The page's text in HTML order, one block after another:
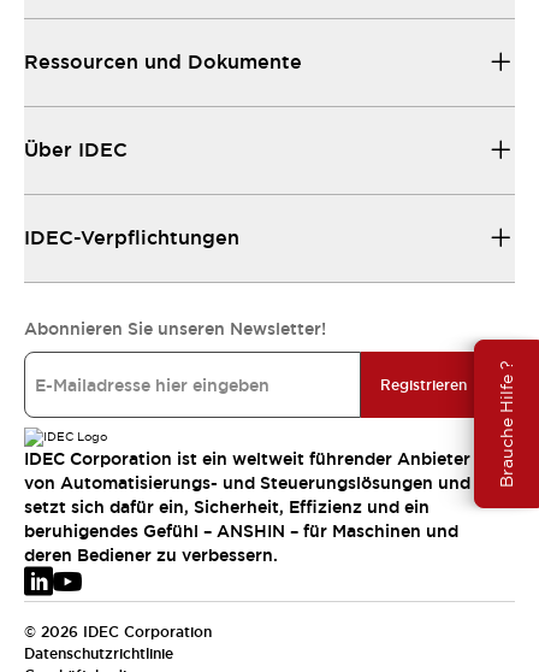
Brauche Hilfe ?
Ressourcen und Dokumente
Über IDEC
IDEC-Verpflichtungen
Abonnieren Sie unseren Newsletter!
Registrieren
IDEC Corporation ist ein weltweit führender Anbieter
von Automatisierungs- und Steuerungslösungen und
setzt sich dafür ein, Sicherheit, Effizienz und ein
beruhigendes Gefühl – ANSHIN – für Maschinen und
deren Bediener zu verbessern.
© 2026 IDEC Corporation
Datenschutzrichtlinie